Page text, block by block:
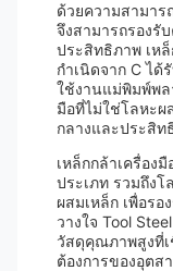
ด้วยความสามาร
จึงสามารถรองรั
ประสิทธิภาพ เห
กำเนิดจาก C ได้
ใช้งานแม่พิมพ์พ
มือที่ไม่ใช่โลหะ
กลางและประสิ
เหล็กกล้าเครื่อง
ประเภท รวมถึง
ผสมเหล็ก เพื่อรอ
วางใจ Tool
วัสดุคุณภาพสูงที่
ต้องการของอุตส